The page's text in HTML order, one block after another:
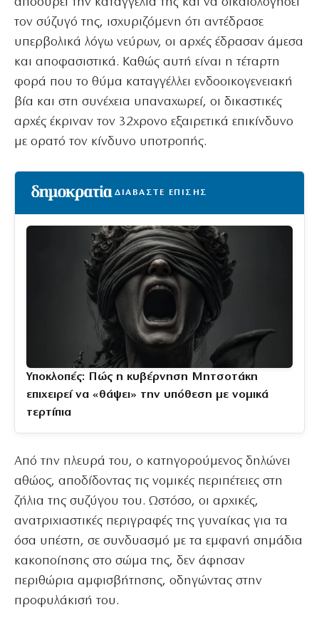
τον σύζυγό της, ισχυριζόμενη ότι αντέδρασε
υπερβολικά λόγω νεύρων, οι αρχές έδρασαν άμεσα
και αποφασιστικά. Καθώς αυτή είναι η τέταρτη
φορά που το θύμα καταγγέλλει ενδοοικογενειακή
βία και στη συνέχεια υπαναχωρεί, οι δικαστικές
αρχές έκριναν τον 32χρονο εξαιρετικά επικίνδυνο
με ορατό τον κίνδυνο υποτροπής.
ΔΙΑΒΑΣΤΕ ΕΠΙΣΗΣ
Υποκλοπές: Πώς η κυβέρνηση Μητσοτάκη
επιχειρεί να «θάψει» την υπόθεση με νομικά
τερτίπια
Από την πλευρά του, ο κατηγορούμενος δηλώνει
αθώος, αποδίδοντας τις νομικές περιπέτειες στη
ζήλια της συζύγου του. Ωστόσο, οι αρχικές,
ανατριχιαστικές περιγραφές της γυναίκας για τα
όσα υπέστη, σε συνδυασμό με τα εμφανή σημάδια
κακοποίησης στο σώμα της, δεν άφησαν
περιθώρια αμφισβήτησης, οδηγώντας στην
προφυλάκισή του.